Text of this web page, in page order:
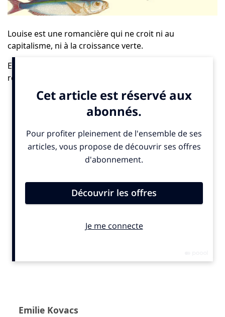
Louise est une romancière qui ne croit ni au
capitalisme, ni à la croissance verte.
Elle part à la rencontre de dirigeants qui veulent
réconcilier leur entreprise avec le vivant. Sont-ils des
experts du greenwashing ou les pionniers d’une
nouvelle voie ?
France aurait pu nous déprimer. Mais elle change notre
regard sur l’entreprise – et sur nos semblables.
a publié des romans, essais et livres
Son enquête tisse des liens inattendus entre le monde
des affaires et la littérature.
La Convention des Entreprises pour le Climat
______________
Emilie Kovacs